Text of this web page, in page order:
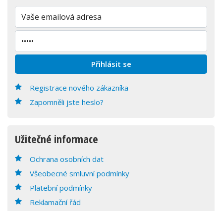
Registrace nového zákazníka
Zapomněli jste heslo?
Užitečné informace
Ochrana osobních dat
Všeobecné smluvní podmínky
Platební podmínky
Reklamační řád